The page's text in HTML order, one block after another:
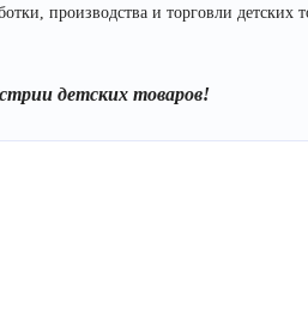
производства и торговли детских
детских товаров!